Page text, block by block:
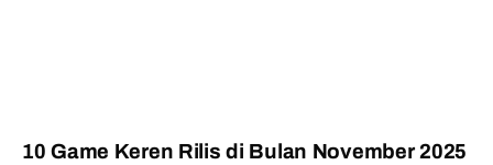
10 Game Keren Rilis di Bulan November 2025